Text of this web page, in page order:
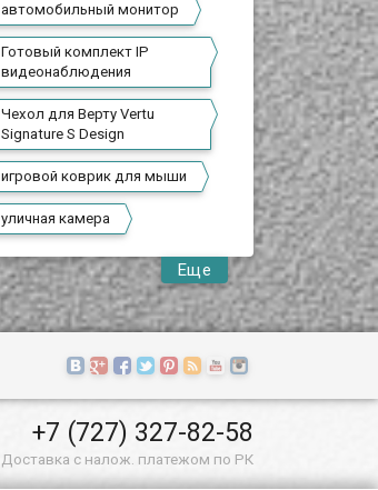
автомобильный монитор
Готовый комплект IP
видеонаблюдения
Чехол для Верту Vertu
Signature S Design
игровой коврик для мыши
уличная камера
Еще
+7 (727) 327-82-58
Доставка с налож. платежом по РК